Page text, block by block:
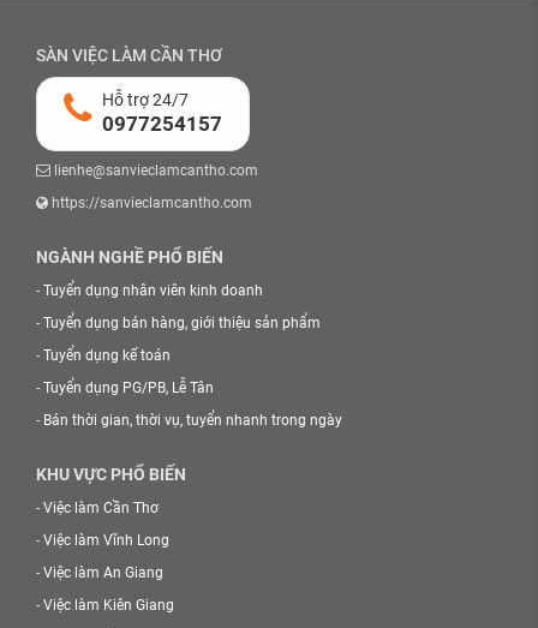
SÀN VIỆC LÀM CẦN THƠ
Hỗ trợ 24/7
0977254157
lienhe@sanvieclamcantho.com
https://sanvieclamcantho.com
NGÀNH NGHỀ PHỔ BIẾN
- Tuyển dụng nhân viên kinh doanh
- Tuyển dụng bán hàng, giới thiệu sản phẩm
- Tuyển dụng kế toán
- Tuyển dụng PG/PB, Lễ Tân
- Bán thời gian, thời vụ, tuyển nhanh trong ngày
KHU VỰC PHỔ BIẾN
- Việc làm Cần Thơ
- Việc làm Vĩnh Long
- Việc làm An Giang
- Việc làm Kiên Giang